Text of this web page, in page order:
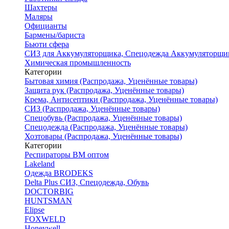
Шахтеры
Маляры
Официанты
Бармены/бариста
Бьюти сфера
СИЗ для Аккумуляторщика, Спецодежда
Химическая промышленность
Категории
Бытовая химия (Распродажа, Уценённые товары)
Защита рук (Распродажа, Уценённые товары)
Крема, Антисептики (Распродажа, Уценённые товары)
СИЗ (Распродажа, Уценённые товары)
Спецобувь (Распродажа, Уценённые товары)
Спецодежда (Распродажа, Уценённые товары)
Хозтовары (Распродажа, Уценённые товары)
Категории
Респираторы ВМ оптом
Lakeland
Одежда BRODEKS
Delta Plus СИЗ, Спецодежда, Обувь
DOCTORBIG
HUNTSMAN
Elipse
FOXWELD